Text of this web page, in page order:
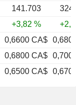
141.703
+3,82 %
0,6600 CA$
0,6800 CA$
0,6500 CA$